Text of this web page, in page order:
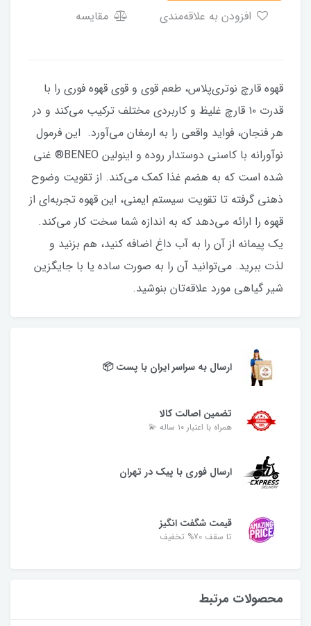
مقایسه
قهوه قارچ نوتری‌پلاس، طعم قوی و قوی قهوه فوری را با
قدرت ۱۰ قارچ غلیظ و کاربردی مختلف ترکیب می‌کند و در
هر فنجان، فواید واقعی را به ارمغان می‌آورد. این فرمول
نوآورانه با کاسنی دوستدار روده و اینولین BENEO® غنی
شده است که به هضم غذا کمک می‌کند. از تقویت وضوح
ذهنی گرفته تا تقویت سیستم ایمنی، این قهوه تجربه‌ای از
قهوه را ارائه می‌دهد که به اندازه شما سخت کار می‌کند.
یک پیمانه از آن را به آب داغ اضافه کنید، هم بزنید و
لذت ببرید. می‌توانید آن را به صورت ساده یا با جایگزین
شیر گیاهی مورد علاقه‌تان بنوشید.
ارسال به سراسر ایران با پست 📦
تضمین اصالت کالا
همراه با اعتبار ۱۰ ساله 💫
ارسال فوری با پیک در تهران
قیمت شگفت انگیز
تا سقف 70% تخفیف
محصولات مرتبط